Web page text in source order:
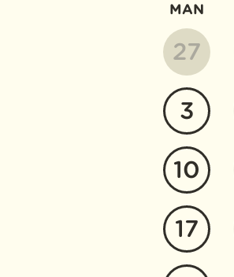
MAN
27
3
10
17